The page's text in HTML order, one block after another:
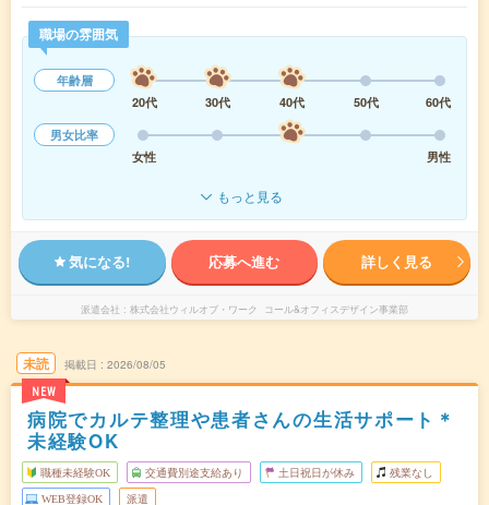
職場の雰囲気
年齢層
20代
30代 40代 50代
60代
男女比率
女性
男性
もっと見る
気になる! 応募へ進む 詳しく見る
派遣会社 株式会社ウィルオブ・ワーク コール&オフィスデザイン事業部
未読
NEW
掲載日 2026/08/05
病院でカルテ整理や患者さんの生活サポート＊
未経験OK
職種未経験OK 交通費別途支給あり 土日祝日が休み 残業なし
WEB登録OK 派遣